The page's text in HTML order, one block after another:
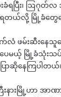
းခံရပြီး၊ ဩဂု
ရတယ်လို့ မြို့ခံတွေပ
လိုက်လံ ဖမ်းဆီး
ေမယ့် မြို့ခံသုံးသ
ောဆိုနေကြပါတယ်
ားမြို့ဟာ အာဏ